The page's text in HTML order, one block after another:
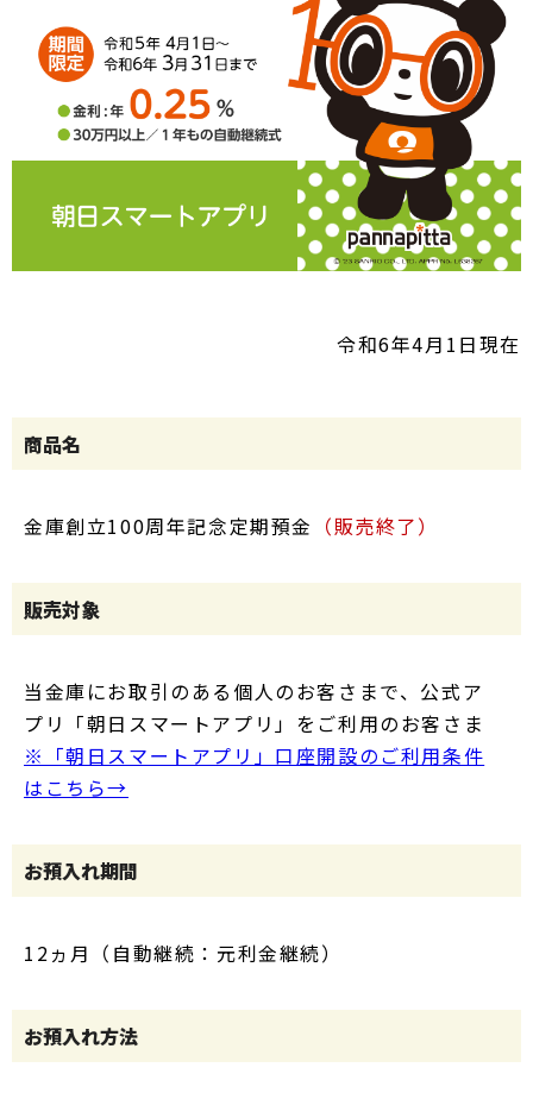
令和6年4月1日現在
商品名
金庫創立100周年記念定期預金 （販売終了）
販売対象
当金庫にお取引のある個人のお客さまで、公式ア
プリ「朝日スマートアプリ」をご利用のお客さま
※「朝日スマートアプリ」口座開設のご利用条件
はこちら→
お預入れ期間
12ヵ月（自動継続：元利金継続）
お預入れ方法